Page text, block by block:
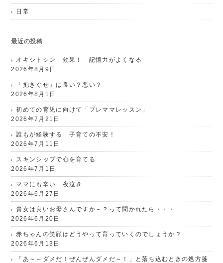
日常
最近の投稿
オキシトシン 効果！ 記憶力がよくなる
2026年8月9日
「抱きぐせ」は良い？悪い？
2026年8月1日
初めての育児に向けて「プレママレッスン」
2026年7月21日
誰もが経験する 子育ての不安！
2026年7月11日
スキンシップで心を育てる
2026年7月1日
ママにも辛い 夜泣き
2026年6月27日
貴女は良いお母さんですか～？って聞かれたら・・・
2026年6月20日
赤ちゃんの笑顔はどうやって育っていくのでしょうか？
2026年6月13日
「あ～～ダメだ！ぜんぜんダメだ～！」と落ち込むときの処方箋